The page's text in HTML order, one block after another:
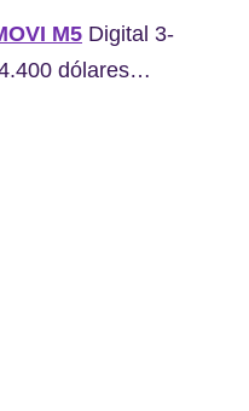
M5 Digital 3-
dólares…